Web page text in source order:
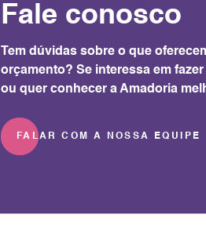
Fale conosco
Tem dúvidas sobre o que
orçamento? Se interessa em
ou quer conhecer a Amadoria
FALAR COM A NOSSA EQUIPE